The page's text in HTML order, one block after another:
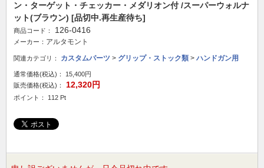
ン・ターゲット・チェッカー・メダリオン付 /スーパーウォルナ
ット(ブラウン) [品切中.再生産待ち]
商品コード： 126-0416
メーカー： アルタモント
関連カテゴリ： カスタムパーツ > グリップ・ストック類 > ハンドガン用
通常価格(税込)：
15,400円
販売価格(税込)：
12,320円
ポイント： 112 Pt